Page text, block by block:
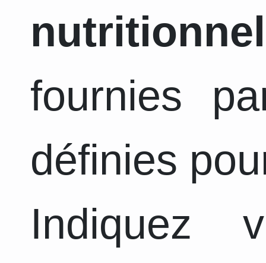
fournies
définies
Indiquez